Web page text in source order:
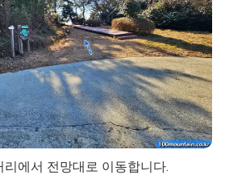
에서 전망대로 이동합니다.